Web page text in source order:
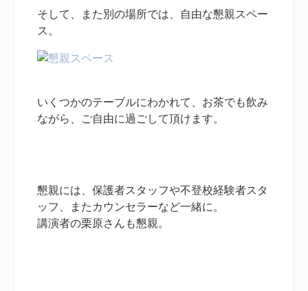
そして、また別の場所では、自由な懇親スペー
ス。
いくつかのテーブルにわかれて、お茶でも飲み
ながら、ご自由に過ごして頂けます。
懇親には、保護者スタッフや不登校経験者スタ
ッフ、またカウンセラーなど一緒に。
講演者の栗原さんも懇親。